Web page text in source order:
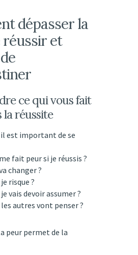
dépasser la
réussir et
ce qui vous fait
la réussite
il est important de se
fait peur si je réussis ?
changer ?
risque ?
vais devoir assumer ?
les autres vont penser ?
peur permet de la